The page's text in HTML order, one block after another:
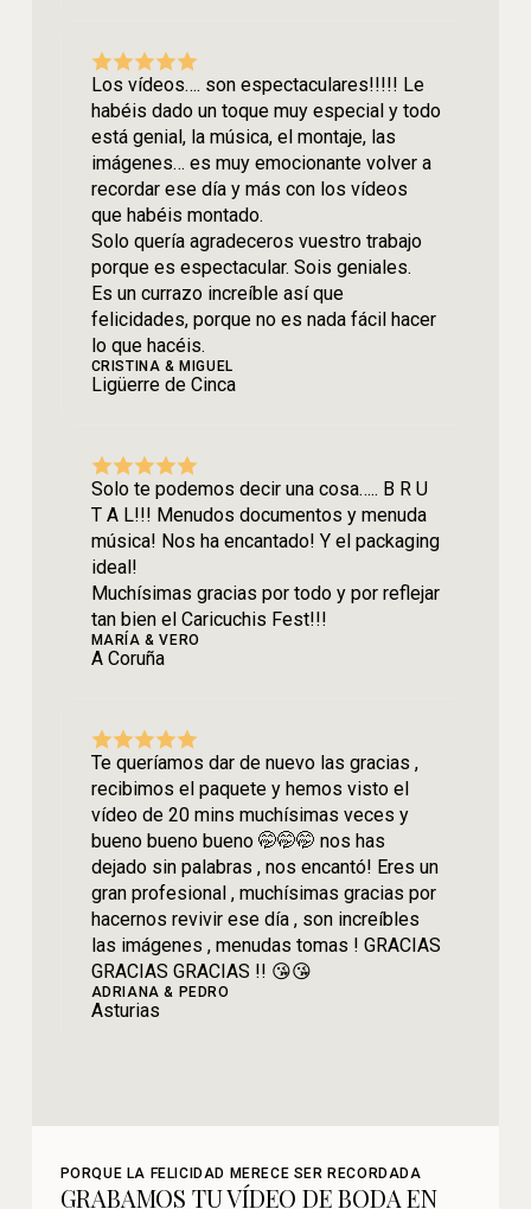
Los vídeos…. son espectaculares!!!!! Le
habéis dado un toque muy especial y todo
está genial, la música, el montaje, las
imágenes… es muy emocionante volver a
recordar ese día y más con los vídeos
que habéis montado.
Solo quería agradeceros vuestro trabajo
porque es espectacular. Sois geniales.
Es un currazo increíble así que
felicidades, porque no es nada fácil hacer
lo que hacéis.
CRISTINA & MIGUEL
Ligüerre de Cinca
Solo te podemos decir una cosa….. B R U
T A L!!! Menudos documentos y menuda
música! Nos ha encantado! Y el packaging
ideal!
Muchísimas gracias por todo y por reflejar
tan bien el Caricuchis Fest!!!
MARÍA & VERO
A Coruña
Te queríamos dar de nuevo las gracias ,
recibimos el paquete y hemos visto el
vídeo de 20 mins muchísimas veces y
bueno bueno bueno 🤭🤭🤭 nos has
dejado sin palabras , nos encantó! Eres un
gran profesional , muchísimas gracias por
hacernos revivir ese día , son increíbles
las imágenes , menudas tomas ! GRACIAS
GRACIAS GRACIAS !! 😘😘
ADRIANA & PEDRO
Asturias
PORQUE LA FELICIDAD MERECE SER RECORDADA
GRABAMOS TU VÍDEO DE BODA EN